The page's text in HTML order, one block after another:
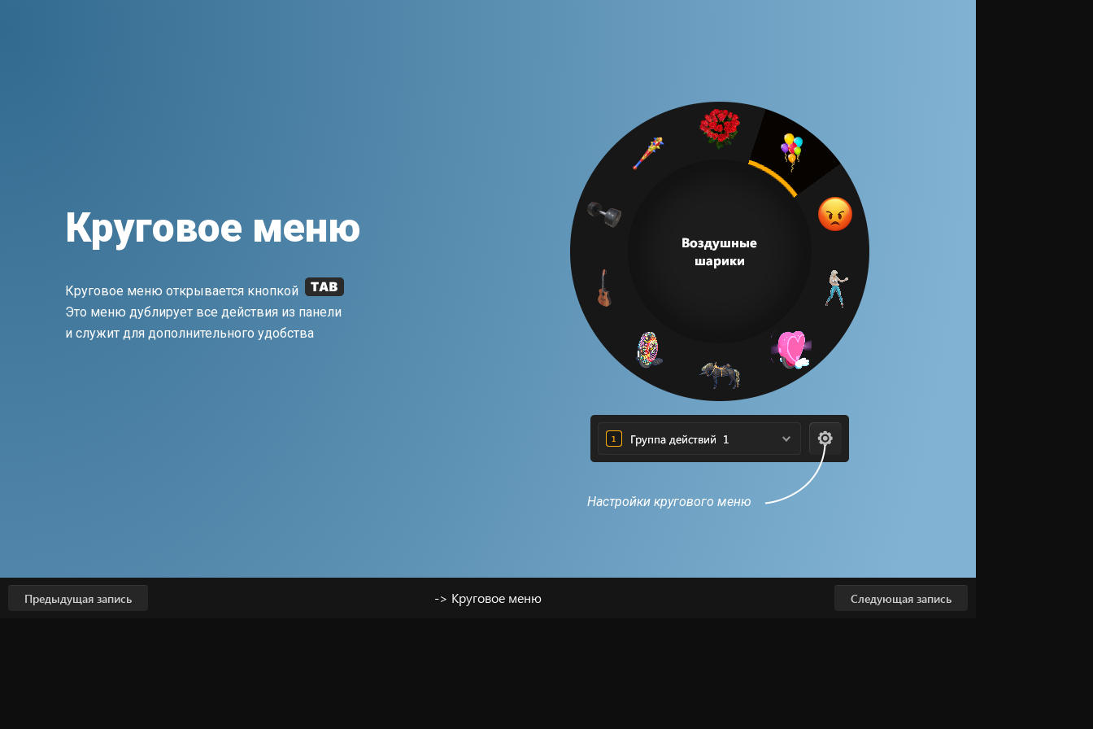
Круговое меню
Круговое меню открывается кнопкой
Это меню дублирует все действия из панели
и служит для дополнительного удобства
Настройки кругового меню
Предыдущая запись -> Круговое меню Следующая запись